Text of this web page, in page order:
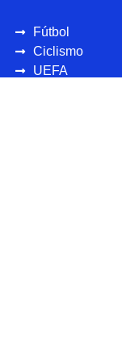
Fútbol
Ciclismo
UEFA